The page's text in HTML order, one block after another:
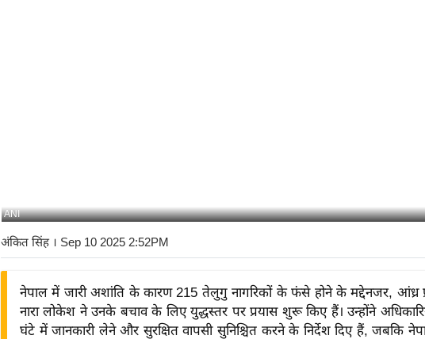
ANI
अंकित सिंह। Sep 10 2025 2:52PM
नेपाल में जारी अशांति के कारण 215 तेलुगु नागरिकों के फंसे होने के मद्देनजर, आंध्र
नारा लोकेश ने उनके बचाव के लिए युद्धस्तर पर प्रयास शुरू किए हैं। उन्होंने
घंटे में जानकारी लेने और सुरक्षित वापसी सुनिश्चित करने के निर्देश दिए हैं, जबकि